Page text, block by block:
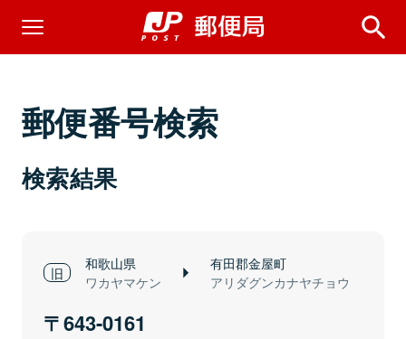
郵便番号検索
検索結果
和歌山県
ワカヤマケン
有田郡金屋町
アリダグンカナヤチョウ
643-0161